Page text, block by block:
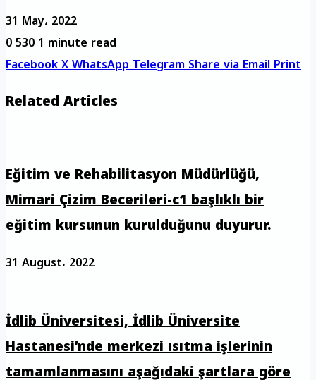
31 May، 2022
05301 minute read
FacebookXWhatsAppTelegramShare via EmailPrint
Related Articles
Eğitim ve Rehabilitasyon Müdürlüğü,
Mimari Çizim Becerileri-c1 başlıklı bir
eğitim kursunun kurulduğunu duyurur.
31 August، 2022
İdlib Üniversitesi, İdlib Üniversite
Hastanesi’nde merkezi ısıtma işlerinin
tamamlanmasını aşağıdaki şartlara göre